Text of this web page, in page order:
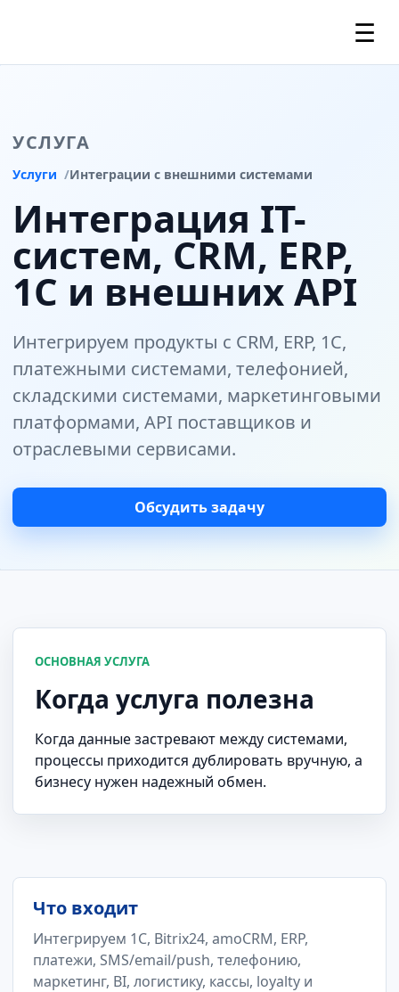
☰
УСЛУГА
Услуги Интеграции с внешними системами
Интеграция IT-
систем, CRM, ERP,
1С и внешних API
Интегрируем продукты с CRM, ERP, 1С,
платежными системами, телефонией,
складскими системами, маркетинговыми
платформами, API поставщиков и
отраслевыми сервисами.
Обсудить задачу
ОСНОВНАЯ УСЛУГА
Когда услуга полезна
Когда данные застревают между системами,
процессы приходится дублировать вручную, а
бизнесу нужен надежный обмен.
Что входит
Интегрируем 1С, Bitrix24, amoCRM, ERP,
платежи, SMS/email/push, телефонию,
маркетинг, BI, логистику, кассы, loyalty и